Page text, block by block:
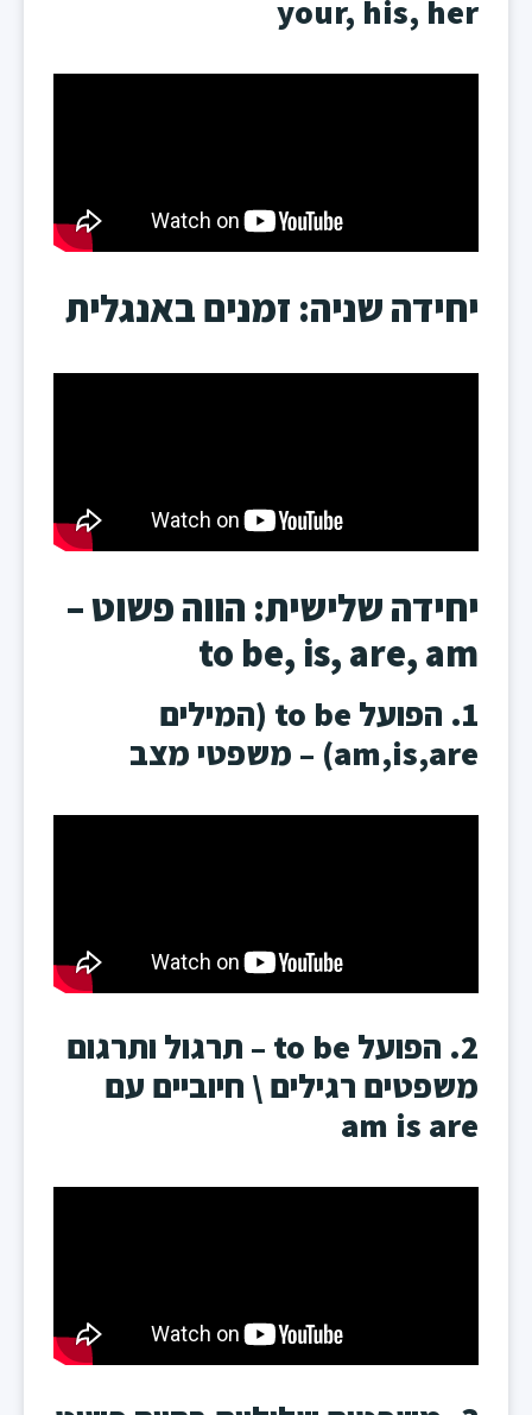
your, his, her
יחידה שניה: זמנים באנגלית
יחידה שלישית: הווה פשוט –
to be, is, are, am
1. הפועל to be (המילים
am,is,are) – משפטי מצב
2. הפועל to be – תרגול ותרגום
משפטים רגילים \ חיוביים עם
am is are